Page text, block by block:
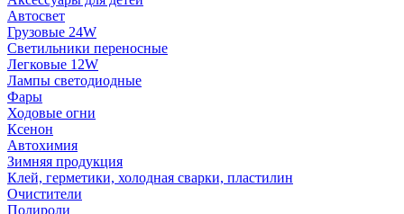
Автосвет
Грузовые 24W
Светильники переносные
Легковые 12W
Лампы светодиодные
Фары
Ходовые огни
Ксенон
Автохимия
Зимняя продукция
Клей, герметики, холодная сварки, пластилин
Очистители
Полироли